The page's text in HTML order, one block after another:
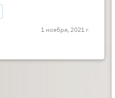
1 ноября, 2021 г.